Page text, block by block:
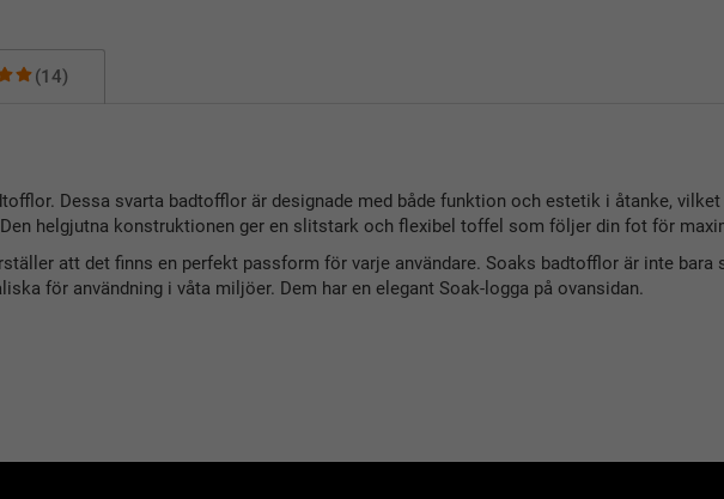
(14)
Dessa svarta badtofflor är designade med både funktion och estetik i åtanke,
helgjutna konstruktionen ger en slitstark och flexibel toffel som följer din fot för
att det finns en perfekt passform för varje användare. Soaks badtofflor är inte bara
för användning i våta miljöer. Dem har en elegant Soak-logga på ovansidan.